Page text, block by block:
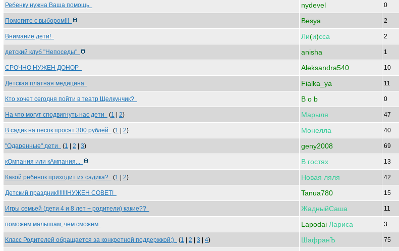
Ребенку нужна Ваша помощь nydevel 0
Помогите с выбором!!! Besya 2
Внимание дети! Ли(и)сса 2
детский клуб "Непоседы" anisha 1
СРОЧНО НУЖЕН ДОНОР Aleksandra540 10
Детская платная медицина Fialka_ya 11
Кто хочет сегодня пойти в театр Щелкунчик? B o b 0
На что могут сподвигнуть нас дети (1 2) Марыля 47
В садик на песок просят 300 рублей (1 2) Монелла 40
"Одаренные" дети (1 2 3) geny2008 69
кОмпания или кАмпания... В гостях 13
Какой ребенок приходит из садика? (1 2) Новая ляля 42
Детский праздник!!!!!!!НУЖЕН СОВЕТ! Tanua780 15
Игры семьей (дети 4 и 8 лет + родители) какие?? ЖадныйСаша 11
поможем малышам, чем сможем Lapodai Лариса 3
Класс Родителей обращается за конкретной поддержкой:) (1 2 3 4) ШафранЪ 75